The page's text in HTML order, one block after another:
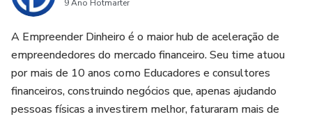
9 Ano Hotmarter
A Empreender Dinheiro é o maior hub de aceleração de
empreendedores do mercado financeiro. Seu time atuou
por mais de 10 anos como Educadores e consultores
financeiros, construindo negócios que, apenas ajudando
pessoas físicas a investirem melhor, faturaram mais de